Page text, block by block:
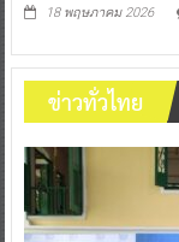
18 พฤษภาคม 2026
ข่าวทั่วไทย